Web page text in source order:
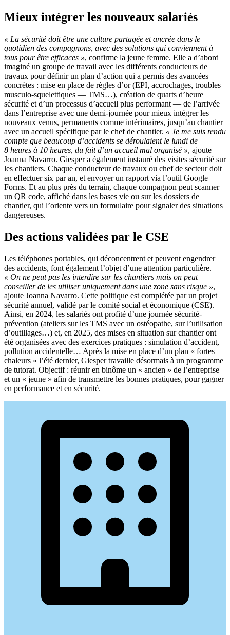
Mieux intégrer les nouveaux salariés
« La sécurité doit être une culture partagée et ancrée dans le
quotidien des compagnons, avec des solutions qui conviennent à
tous pour être efficaces », confirme la jeune femme. Elle a d’abord
imaginé un groupe de travail avec les différents conducteurs de
travaux pour définir un plan d’action qui a permis des avancées
concrètes : mise en place de règles d’or (EPI, accrochages, troubles
musculo-squelettiques — TMS…), création de quarts d’heure
sécurité et d’un processus d’accueil plus performant — de l’arrivée
dans l’entreprise avec une demi-journée pour mieux intégrer les
nouveaux venus, permanents comme intérimaires, jusqu’au chantier
avec un accueil spécifique par le chef de chantier. « Je me suis rendu
compte que beaucoup d’accidents se déroulaient le lundi de
8 heures à 10 heures, du fait d’un accueil mal organisé », ajoute
Joanna Navarro. Giesper a également instauré des visites sécurité sur
les chantiers. Chaque conducteur de travaux ou chef de secteur doit
en effectuer six par an, et envoyer un rapport via l’outil Google
Forms. Et au plus près du terrain, chaque compagnon peut scanner
un QR code, affiché dans les bases vie ou sur les dossiers de
chantier, qui l’oriente vers un formulaire pour signaler des situations
dangereuses.
Des actions validées par le CSE
Les téléphones portables, qui déconcentrent et peuvent engendrer
des accidents, font également l’objet d’une attention particulière.
« On ne peut pas les interdire sur les chantiers mais on peut
conseiller de les utiliser uniquement dans une zone sans risque »,
ajoute Joanna Navarro. Cette politique est complétée par un projet
sécurité annuel, validé par le comité social et économique (CSE).
Ainsi, en 2024, les salariés ont profité d’une journée sécurité-
prévention (ateliers sur les TMS avec un ostéopathe, sur l’utilisation
d’outillages…) et, en 2025, des mises en situation sur chantier ont
été organisées avec des exercices pratiques : simulation d’accident,
pollution accidentelle… Après la mise en place d’un plan « fortes
chaleurs » l’été dernier, Giesper travaille désormais à un programme
de tutorat. Objectif : réunir en binôme un « ancien » de l’entreprise
et un « jeune » afin de transmettre les bonnes pratiques, pour gagner
en performance et en sécurité.